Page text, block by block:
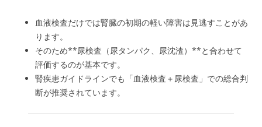
血液検査だけでは腎臓の初期の軽い障害は見逃すことがあ
ります。
そのため**尿検査（尿タンパク、尿沈渣）**と合わせて
評価するのが基本です。
腎疾患ガイドラインでも「血液検査＋尿検査」での総合判
断が推奨されています。